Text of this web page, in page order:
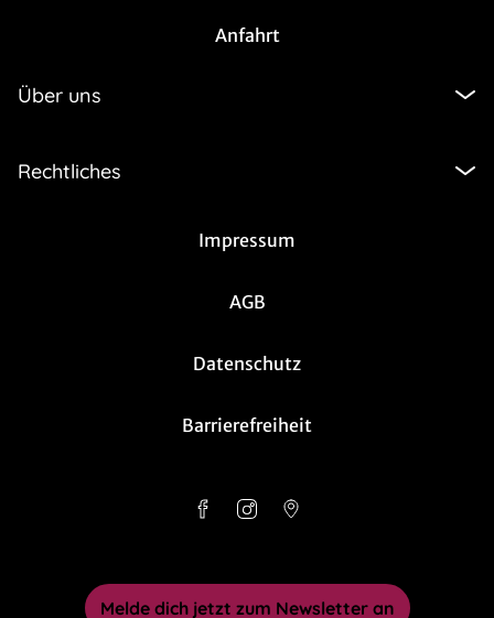
Anfahrt
Über uns
Rechtliches
Impressum
AGB
Datenschutz
Barrierefreiheit
Melde dich jetzt zum Newsletter an